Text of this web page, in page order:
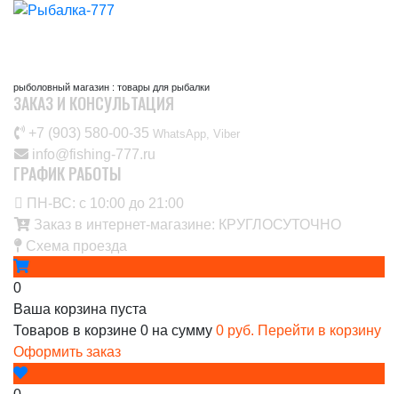
рыболовный магазин : товары для рыбалки
ЗАКАЗ И КОНСУЛЬТАЦИЯ
+7 (903) 580-00-35‬ WhatsApp, Viber
info@fishing-777.ru
ГРАФИК РАБОТЫ
ПН-ВС: с 10:00 до 21:00
Заказ в интернет-магазине: КРУГЛОСУТОЧНО
Схема проезда
0
Ваша корзина пуста
Товаров в корзине 0 на сумму 0 руб. Перейти в корзину
Оформить заказ